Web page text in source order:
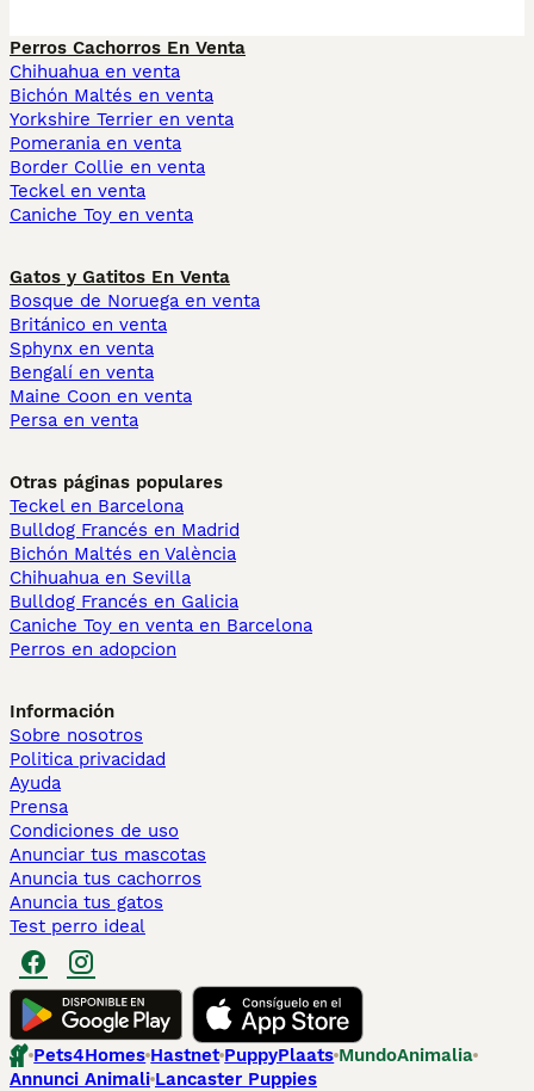
Perros Cachorros En Venta
Chihuahua en venta
Bichón Maltés en venta
Yorkshire Terrier en venta
Pomerania en venta
Border Collie en venta
Teckel en venta
Caniche Toy en venta
Gatos y Gatitos En Venta
Bosque de Noruega en venta
Británico en venta
Sphynx en venta
Bengalí en venta
Maine Coon en venta
Persa en venta
Otras páginas populares
Teckel en Barcelona
Bulldog Francés en Madrid
Bichón Maltés en València
Chihuahua en Sevilla
Bulldog Francés en Galicia
Caniche Toy en venta en Barcelona
Perros en adopcion
Información
Sobre nosotros
Politica privacidad
Ayuda
Prensa
Condiciones de uso
Anunciar tus mascotas
Anuncia tus cachorros
Anuncia tus gatos
Test perro ideal
Pets4Homes Hastnet PuppyPlaats MundoAnimalia
Annunci Animali Lancaster Puppies